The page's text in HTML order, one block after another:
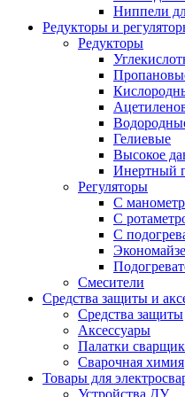
Ниппели
Редукторы и
Редукторы
Гелиевые
Высокое
Инертный
Регуляторы
С
С
С
Смесители
Средства защиты и
Средства защиты
Аксессуары
Палатки
Сварочная химия
Товары для
Устройства ДУ